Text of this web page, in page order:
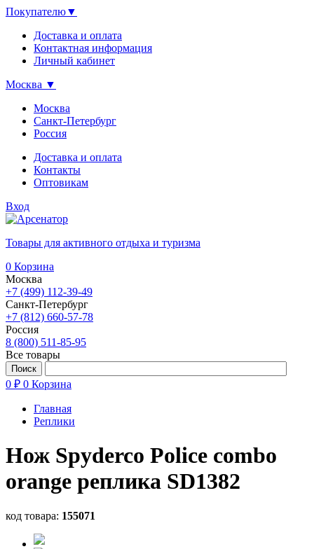
Покупателю▼
Доставка и оплата
Контактная информация
Личный кабинет
Москва ▼
Москва
Санкт-Петербург
Россия
Доставка и оплата
Контакты
Оптовикам
Вход
Товары для активного отдыха и туризма
0 Корзина
Москва
+7 (499) 112-39-49
Санкт-Петербург
+7 (812) 660-57-78
Россия
8 (800) 511-85-95
Все товары
0 ₽ 0 Корзина
Главная
Реплики
Нож Spyderco Police combo
orange реплика SD1382
код товара: 155071